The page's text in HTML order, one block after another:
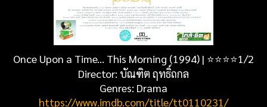
Once Upon a Time... This Morning (1994) | ⭐⭐⭐⭐1/2
Director: บัณฑิต ฤทธิ์ถกล
Genres: Drama
https://www.imdb.com/title/tt0110231/